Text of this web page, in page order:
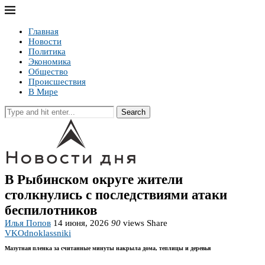
Главная
Новости
Политика
Экономика
Общество
Происшествия
В Мире
Search
В Рыбинском округе жители
столкнулись с последствиями атаки
беспилотников
Илья Попов 14 июня, 2026 90 views Share
VKOdnoklassniki
Мазутная пленка за считанные минуты накрыла дома, теплицы и деревья